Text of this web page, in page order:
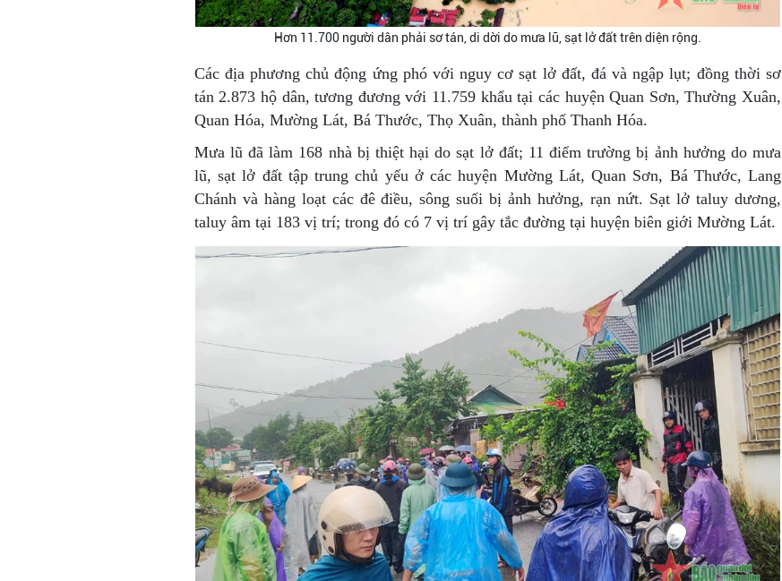
Hơn 11.700 người dân phải sơ tán, di dời do mưa lũ, sạt lở đất trên diện rộng.
Các địa phương chủ động ứng phó với nguy cơ sạt lở đất, đá và ngập lụt; đồng thời sơ
tán 2.873 hộ dân, tương đương với 11.759 khẩu tại các huyện Quan Sơn, Thường Xuân,
Quan Hóa, Mường Lát, Bá Thước, Thọ Xuân, thành phố Thanh Hóa.
Mưa lũ đã làm 168 nhà bị thiệt hại do sạt lở đất; 11 điểm trường bị ảnh hưởng do mưa
lũ, sạt lở đất tập trung chủ yếu ở các huyện Mường Lát, Quan Sơn, Bá Thước, Lang
Chánh và hàng loạt các đê điều, sông suối bị ảnh hưởng, rạn nứt. Sạt lở taluy dương,
taluy âm tại 183 vị trí; trong đó có 7 vị trí gây tắc đường tại huyện biên giới Mường Lát.